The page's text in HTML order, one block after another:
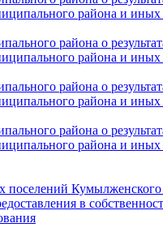
района и иных
района о
района и иных
района о
района и иных
района о
района и иных
поселений
в